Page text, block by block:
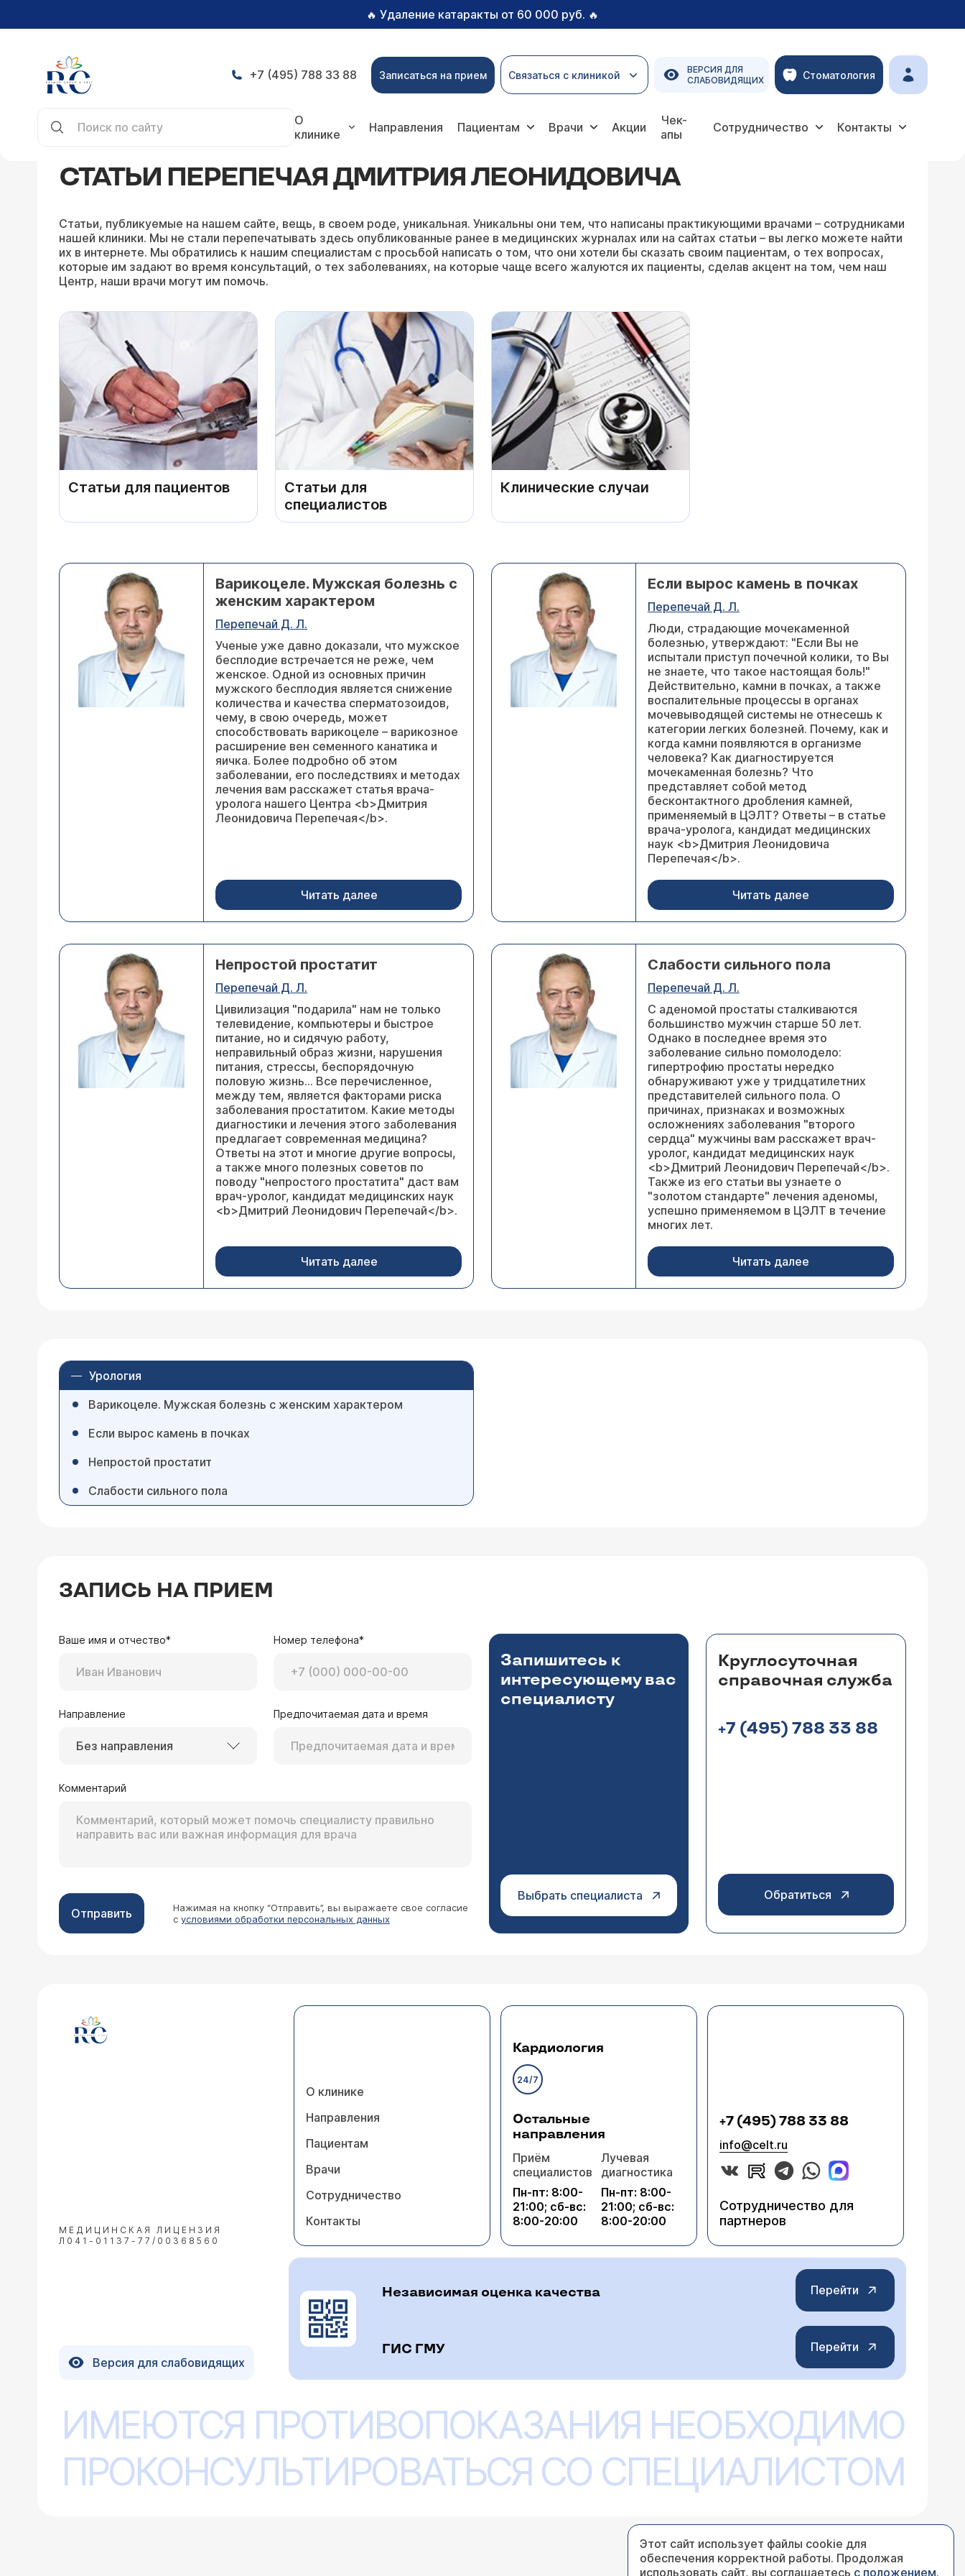
🔥 Удаление катаракты от 60 000 руб. 🔥
+7 (495) 788 33 88 Записаться на прием Связаться с клиникой
ВЕРСИЯ ДЛЯ
СЛАБОВИДЯЩИХ
Стоматология
О
клинике
Направления Пациентам Врачи Акции
Чек-
апы
Сотрудничество Контакты
СТАТЬИ ПЕРЕПЕЧАЯ ДМИТРИЯ ЛЕОНИДОВИЧА
Статьи, публикуемые на нашем сайте, вещь, в своем роде, уникальная. Уникальны они тем, что написаны практикующими врачами – сотрудниками
нашей клиники. Мы не стали перепечатывать здесь опубликованные ранее в медицинских журналах или на сайтах статьи – вы легко можете найти
их в интернете. Мы обратились к нашим специалистам с просьбой написать о том, что они хотели бы сказать своим пациентам, о тех вопросах,
которые им задают во время консультаций, о тех заболеваниях, на которые чаще всего жалуются их пациенты, сделав акцент на том, чем наш
Центр, наши врачи могут им помочь.
Статьи для пациентов
Статьи для
специалистов
Клинические случаи
Варикоцеле. Мужская болезнь с
женским характером
Перепечай Д. Л.
Ученые уже давно доказали, что мужское
бесплодие встречается не реже, чем
женское. Одной из основных причин
мужского бесплодия является снижение
количества и качества сперматозоидов,
чему, в свою очередь, может
способствовать варикоцеле – варикозное
расширение вен семенного канатика и
яичка. Более подробно об этом
заболевании, его последствиях и методах
лечения вам расскажет статья врача-
уролога нашего Центра <b>Дмитрия
Леонидовича Перепечая</b>.
Читать далее
Если вырос камень в почках
Перепечай Д. Л.
Люди, страдающие мочекаменной
болезнью, утверждают: "Если Вы не
испытали приступ почечной колики, то Вы
не знаете, что такое настоящая боль!"
Действительно, камни в почках, а также
воспалительные процессы в органах
мочевыводящей системы не отнесешь к
категории легких болезней. Почему, как и
когда камни появляются в организме
человека? Как диагностируется
мочекаменная болезнь? Что
представляет собой метод
бесконтактного дробления камней,
применяемый в ЦЭЛТ? Ответы – в статье
врача-уролога, кандидат медицинских
наук <b>Дмитрия Леонидовича
Перепечая</b>.
Читать далее
Непростой простатит
Перепечай Д. Л.
Цивилизация "подарила" нам не только
телевидение, компьютеры и быстрое
питание, но и сидячую работу,
неправильный образ жизни, нарушения
питания, стрессы, беспорядочную
половую жизнь… Все перечисленное,
между тем, является факторами риска
заболевания простатитом. Какие методы
диагностики и лечения этого заболевания
предлагает современная медицина?
Ответы на этот и многие другие вопросы,
а также много полезных советов по
поводу "непростого простатита" даст вам
врач-уролог, кандидат медицинских наук
<b>Дмитрий Леонидович Перепечай</b>.
Читать далее
Слабости сильного пола
Перепечай Д. Л.
С аденомой простаты сталкиваются
большинство мужчин старше 50 лет.
Однако в последнее время это
заболевание сильно помолодело:
гипертрофию простаты нередко
обнаруживают уже у тридцатилетних
представителей сильного пола. О
причинах, признаках и возможных
осложнениях заболевания "второго
сердца" мужчины вам расскажет врач-
уролог, кандидат медицинских наук
<b>Дмитрий Леонидович Перепечай</b>.
Также из его статьи вы узнаете о
"золотом стандарте" лечения аденомы,
успешно применяемом в ЦЭЛТ в течение
многих лет.
Читать далее
Урология
Варикоцеле. Мужская болезнь с женским характером
Если вырос камень в почках
Непростой простатит
Слабости сильного пола
ЗАПИСЬ НА ПРИЕМ
Ваше имя и отчество* Номер телефона*
Направление
Без направления
Предпочитаемая дата и время
Комментарий
Отправить
Нажимая на кнопку “Отправить”, вы выражаете свое согласие
с условиями обработки персональных данных
Запишитесь к
интересующему вас
специалисту
Выбрать специалиста
Круглосуточная
справочная служба
+7 (495) 788 33 88
Обратиться
МЕДИЦИНСКАЯ ЛИЦЕНЗИЯ
Л041-01137-77/00368560
О клинике
Направления
Пациентам
Врачи
Сотрудничество
Контакты
Кардиология
24/7
Остальные
направления
Приём
специалистов
Пн-пт: 8:00-
21:00; сб-вс:
8:00-20:00
Лучевая
диагностика
Пн-пт: 8:00-
21:00; сб-вс:
8:00-20:00
+7 (495) 788 33 88
info@celt.ru
Сотрудничество для
партнеров
Версия для слабовидящих
Независимая оценка качества Перейти
ГИС ГМУ Перейти
ИМЕЮТСЯ ПРОТИВОПОКАЗАНИЯ НЕОБХОДИМО
ПРОКОНСУЛЬТИРОВАТЬСЯ СО СПЕЦИАЛИСТОМ
Этот сайт использует файлы cookie для
обеспечения корректной работы. Продолжая
использовать сайт, вы соглашаетесь с положением.